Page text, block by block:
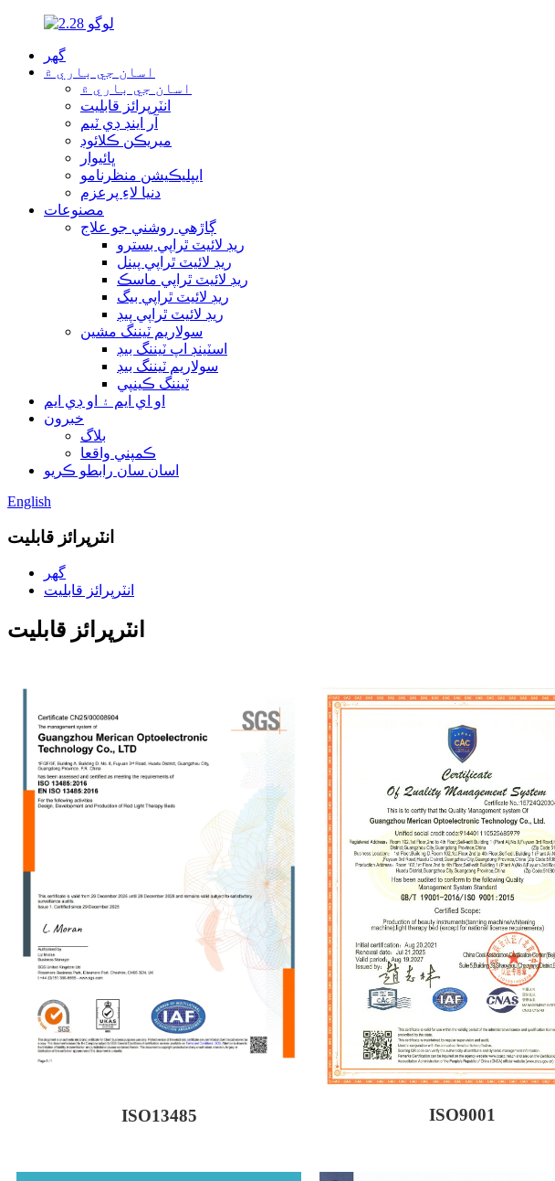
گھر
اسان جي باري ۾
اسان جي باري ۾
انٽرپرائز قابليت
آر اينڊ ڊي ٽيم
ميريڪن ڪلائوڊ
ڀائيوار
ايپليڪيشن منظرنامو
دنيا لاءِ پرعزم
مصنوعات
ڳاڙهي روشني جو علاج
ريڊ لائيٽ ٿراپي بسترو
ريڊ لائيٽ ٿراپي پينل
ريڊ لائيٽ ٿراپي ماسڪ
ريڊ لائيٽ ٿراپي بيگ
ريڊ لائيٽ ٿراپي پيڊ
سولاريم ٽيننگ مشين
اسٽينڊ اپ ٽيننگ بيڊ
سولاريم ٽيننگ بيڊ
ٽيننگ ڪينپي
او اي ايم ۽ او ڊي ايم
خبرون
بلاگ
ڪمپني واقعا
اسان سان رابطو ڪريو
English
انٽرپرائز قابليت
گھر
انٽرپرائز قابليت
انٽرپرائز قابليت
ISO13485 ISO9001